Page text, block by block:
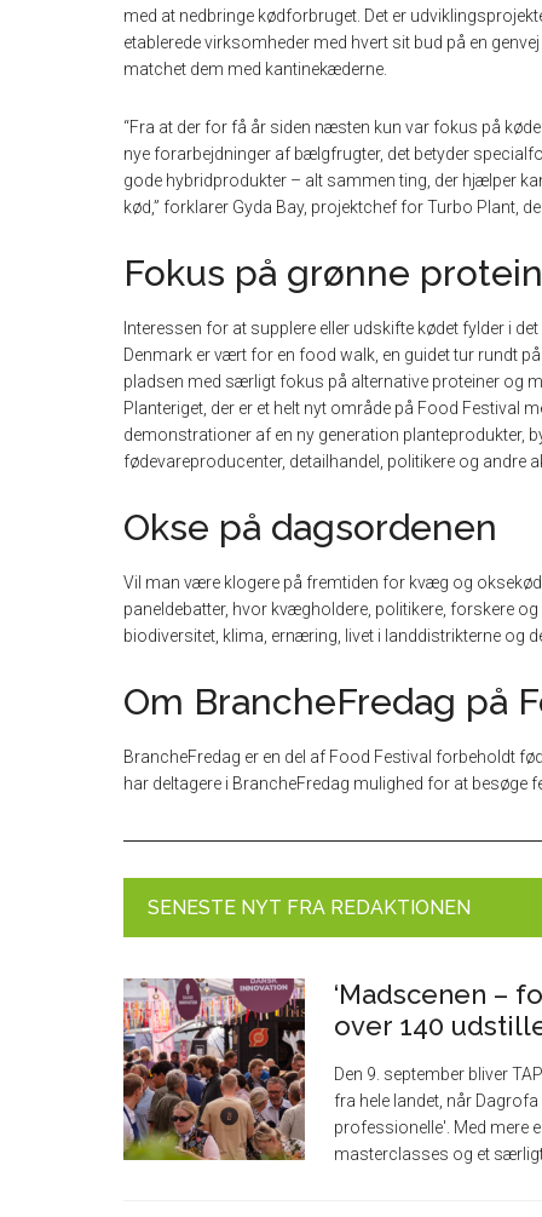
med at nedbringe kødforbruget. Det er
etablerede virksomheder med hvert sit bud på en
matchet dem med kantinekæderne.
“Fra at der for få år siden næsten kun var fokus på
nye forarbejdninger af bælgfrugter, det betyder
gode hybridprodukter – alt sammen ting, der hjælper
kød,” forklarer Gyda Bay, projektchef for Turbo Plant,
Fokus på grønne
Interessen for at supplere eller udskifte kødet fylder i
Denmark er vært for en food walk, en guidet tur rundt
pladsen med særligt fokus på alternative proteiner og
Planteriget, der er et helt nyt område på Food Festival
demonstrationer af en ny generation planteprodukter,
fødevareproducenter, detailhandel, politikere og andre
Okse på dagsordenen
Vil man være klogere på fremtiden for kvæg og
paneldebatter, hvor kvægholdere, politikere, forskere
biodiversitet, klima, ernæring, livet i landdistrikterne og
Om BrancheFredag på
BrancheFredag er en del af Food Festival forbeholdt
har deltagere i BrancheFredag mulighed for at besøge
SENESTE NYT FRA REDAKTIONEN
‘Madscenen –
over 140
Den 9. september bliver
fra hele landet, når
professionelle'. Med mere
masterclasses og et